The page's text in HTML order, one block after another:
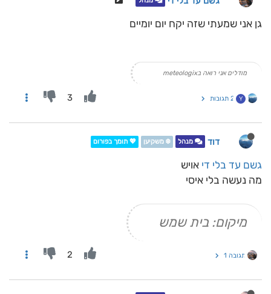
גן אני שמעתי שזה יקח יום יומיים
מודלים אני רואה בmeteologix
Y 2 תגובות 3
דוד מנהל ❄️ משקיען 💖 תומך בפורום
גשם עד בלי די אויש
מה נעשה בלי איסי
מיקום: בית שמש
תגובה 1 2